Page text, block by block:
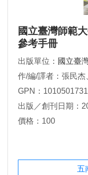
國立臺灣師範
參考手冊
出版單位： 國立臺
作/編/譯者：張民杰
GPN：1010501731
出版／創刊日期：
價格：100
五